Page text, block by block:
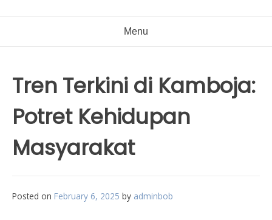
Menu
Tren Terkini di Kamboja:
Potret Kehidupan
Masyarakat
Posted on February 6, 2025 by adminbob